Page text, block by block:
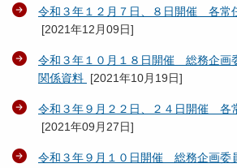
令和３年１２月７日、８日開催 各
[2021年12月09日]
令和３年１０月１８日開催 総務企
関係資料 [2021年10月19日]
令和３年９月２２日、２４日開催
[2021年09月27日]
令和３年９月１０日開催 総務企画